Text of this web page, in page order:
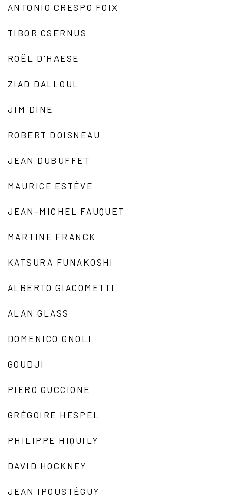
ANTONIO CRESPO FOIX
TIBOR CSERNUS
ROËL D'HAESE
ZIAD DALLOUL
JIM DINE
ROBERT DOISNEAU
JEAN DUBUFFET
MAURICE ESTÈVE
JEAN-MICHEL FAUQUET
MARTINE FRANCK
KATSURA FUNAKOSHI
ALBERTO GIACOMETTI
ALAN GLASS
DOMENICO GNOLI
GOUDJI
PIERO GUCCIONE
GRÉGOIRE HESPEL
PHILIPPE HIQUILY
DAVID HOCKNEY
JEAN IPOUSTÉGUY